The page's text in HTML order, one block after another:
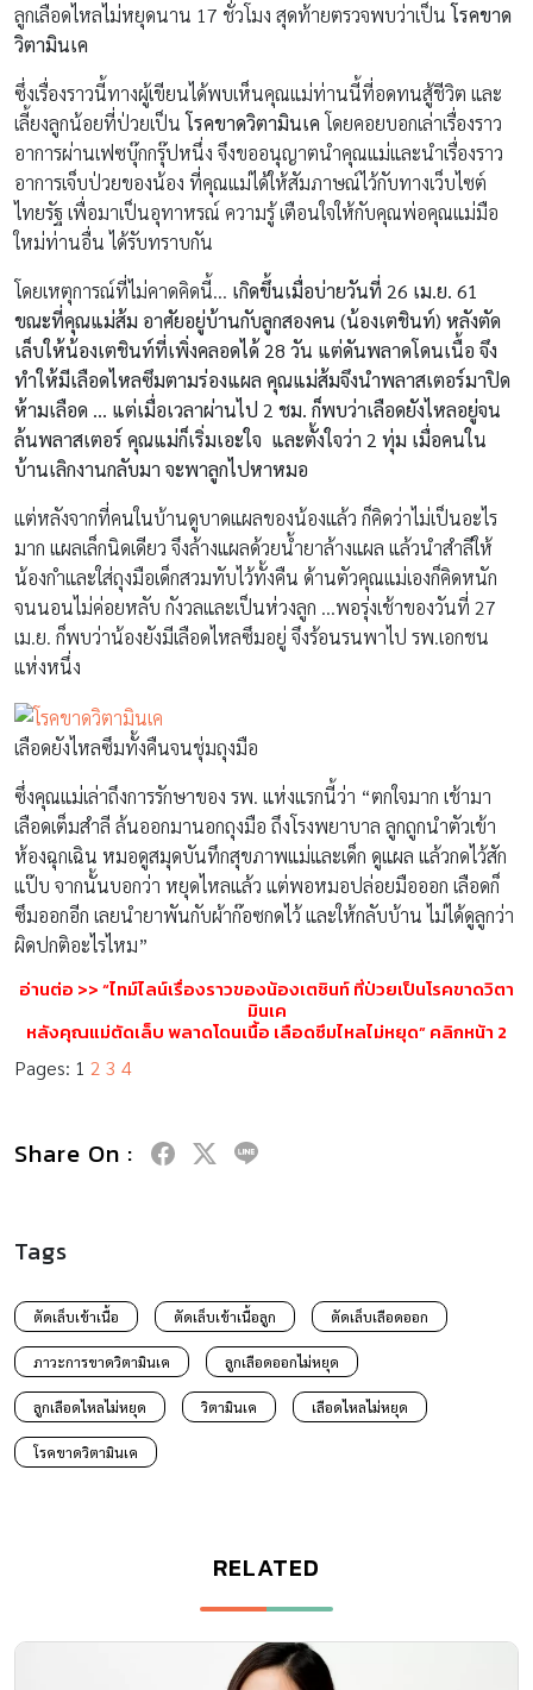
ลูกเลือดไหลไม่หยุดนาน 17 ชั่วโมง สุดท้ายตรวจพบว่าเป็นโรคขาด
วิตามินเค
ซึ่งเรื่องราวนี้ทางผู้เขียนได้พบเห็นคุณแม่ท่านนี้ที่อดทนสู้ชีวิต และ
เลี้ยงลูกน้อยที่ป่วยเป็นโรคขาดวิตามินเค โดยคอยบอกเล่าเรื่องราว
อาการผ่านเฟซบุ๊กกรุ๊ปหนึ่ง จึงขออนุญาตนำคุณแม่และนำเรื่องราว
อาการเจ็บป่วยของน้อง ที่คุณแม่ได้ให้สัมภาษณ์ไว้กับทางเว็บไซต์
ไทยรัฐ เพื่อมาเป็นอุทาหรณ์ ความรู้ เตือนใจให้กับคุณพ่อคุณแม่มือ
ใหม่ท่านอื่น ได้รับทราบกัน
โดยเหตุการณ์ที่ไม่คาดคิดนี้… เกิดขึ้นเมื่อบ่ายวันที่ 26 เม.ย. 61
ขณะที่คุณแม่ส้ม อาศัยอยู่บ้านกับลูกสองคน (น้องเตชินท์) หลังตัด
เล็บให้น้องเตชินท์ที่เพิ่งคลอดได้ 28 วัน แต่ดันพลาดโดนเนื้อ จึง
ทำให้มีเลือดไหลซึมตามร่องแผล คุณแม่ส้มจึงนำพลาสเตอร์มาปิด
ห้ามเลือด … แต่เมื่อเวลาผ่านไป 2 ชม. ก็พบว่าเลือดยังไหลอยู่จน
ล้นพลาสเตอร์ คุณแม่ก็เริ่มเอะใจ และตั้งใจว่า 2 ทุ่ม เมื่อคนใน
บ้านเลิกงานกลับมา จะพาลูกไปหาหมอ
แต่หลังจากที่คนในบ้านดูบาดแผลของน้องแล้ว ก็คิดว่าไม่เป็นอะไร
มาก แผลเล็กนิดเดียว จึงล้างแผลด้วยน้ำยาล้างแผล แล้วนำสำลีให้
น้องกำและใส่ถุงมือเด็กสวมทับไว้ทั้งคืน ด้านตัวคุณแม่เองก็คิดหนัก
จนนอนไม่ค่อยหลับ กังวลและเป็นห่วงลูก …พอรุ่งเช้าของวันที่ 27
เม.ย. ก็พบว่าน้องยังมีเลือดไหลซึมอยู่ จึงร้อนรนพาไป รพ.เอกชน
แห่งหนึ่ง
เลือดยังไหลซึมทั้งคืนจนชุ่มถุงมือ
ซึ่งคุณแม่เล่าถึงการรักษาของ รพ. แห่งแรกนี้ว่า “ตกใจมาก เช้ามา
เลือดเต็มสำลี ล้นออกมานอกถุงมือ ถึงโรงพยาบาล ลูกถูกนำตัวเข้า
ห้องฉุกเฉิน หมอดูสมุดบันทึกสุขภาพแม่และเด็ก ดูแผล แล้วกดไว้สัก
แป๊บ จากนั้นบอกว่า หยุดไหลแล้ว แต่พอหมอปล่อยมือออก เลือดก็
ซึมออกอีก เลยนำยาพันกับผ้าก๊อซกดไว้ และให้กลับบ้าน ไม่ได้ดูลูกว่า
ผิดปกติอะไรไหม”
อ่านต่อ >> “ไทม์ไลน์เรื่องราวของน้องเตชินท์ ที่ป่วยเป็นโรคขาดวิตา
มินเค
หลังคุณแม่ตัดเล็บ พลาดโดนเนื้อ เลือดซึมไหลไม่หยุด” คลิกหน้า 2
Pages: 1 2 3 4
Share On :
Tags
ตัดเล็บเข้าเนื้อ ตัดเล็บเข้าเนื้อลูก ตัดเล็บเลือดออก
ภาวะการขาดวิตามินเค ลูกเลือดออกไม่หยุด
ลูกเลือดไหลไม่หยุด วิตามินเค เลือดไหลไม่หยุด
โรคขาดวิตามินเค
RELATED